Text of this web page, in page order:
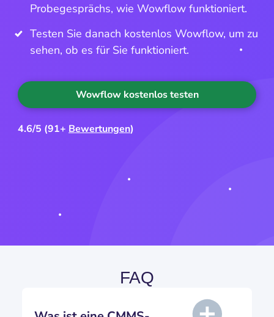
Probegesprächs, wie Wowflow funktioniert.
Testen Sie danach kostenlos Wowflow, um zu
sehen, ob es für Sie funktioniert.
Wowflow kostenlos testen
4.6/5 (91+ Bewertungen)
FAQ